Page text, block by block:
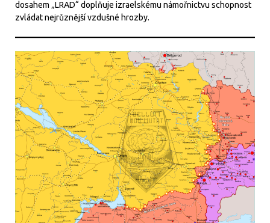
dosahem „LRAD“ doplňuje izraelskému námořnictvu schopnost
zvládat nejrůznější vzdušné hrozby.